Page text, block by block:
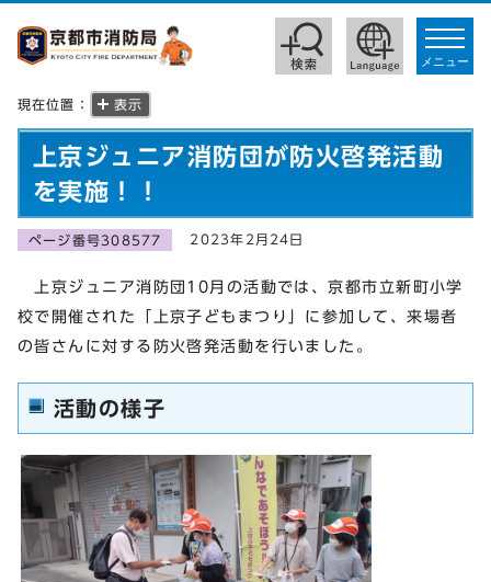
toggle
メニュー
現在位置： 表示
上京ジュニア消防団が防火啓発活動
を実施！！
ページ番号308577 2023年2月24日
上京ジュニア消防団10月の活動では、京都市立新町小学
校で開催された「上京子どもまつり」に参加して、来場者
の皆さんに対する防火啓発活動を行いました。
活動の様子